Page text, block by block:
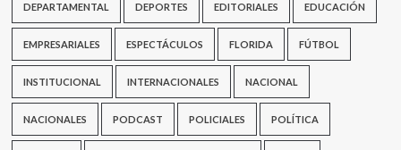
DEPARTAMENTAL DEPORTES EDITORIALES EDUCACIÓN
EMPRESARIALES ESPECTÁCULOS FLORIDA FÚTBOL
INSTITUCIONAL INTERNACIONALES NACIONAL
NACIONALES PODCAST POLICIALES POLÍTICA